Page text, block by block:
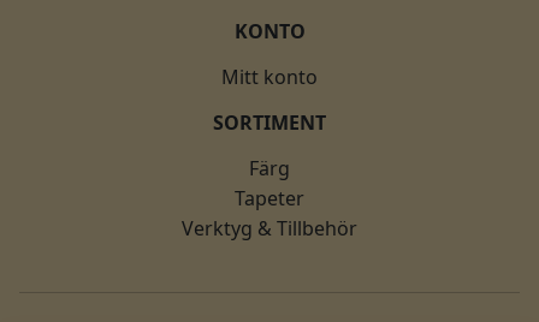
KONTO
Mitt konto
SORTIMENT
Färg
Tapeter
Verktyg & Tillbehör